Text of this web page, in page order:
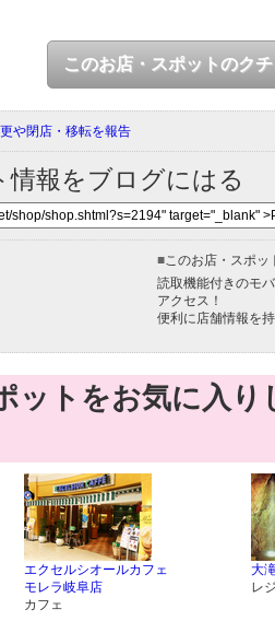
このお店・スポットのク
や閉店・移転を報告
情報をブログにはる
■このお店・スポッ
読取機能付きのモ
アクセス！
便利に店舗情報を
ットをお気に入
エクセルシオールカフェ
モレラ岐阜店
カフェ
大
レ